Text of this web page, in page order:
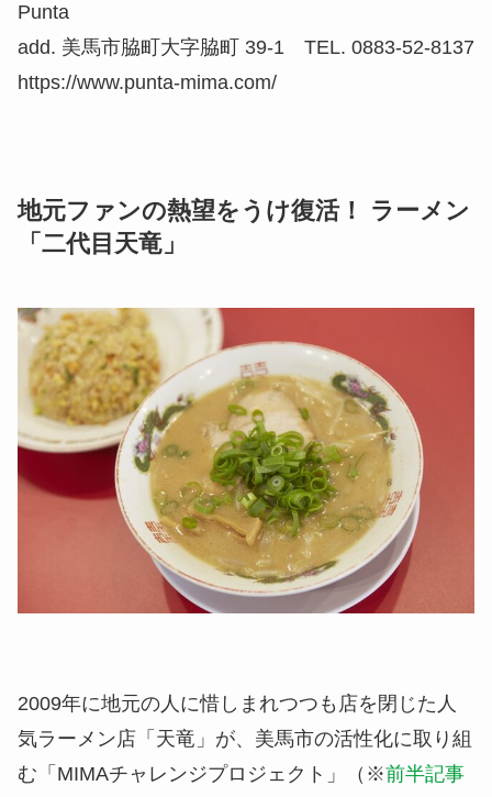
Punta
add. 美馬市脇町大字脇町 39-1 TEL. 0883-52-8137
https://www.punta-mima.com/
地元ファンの熱望をうけ復活！ ラーメン
「二代目天竜」
2009年に地元の人に惜しまれつつも店を閉じた人
気ラーメン店「天竜」が、美馬市の活性化に取り組
む「MIMAチャレンジプロジェクト」（※前半記事